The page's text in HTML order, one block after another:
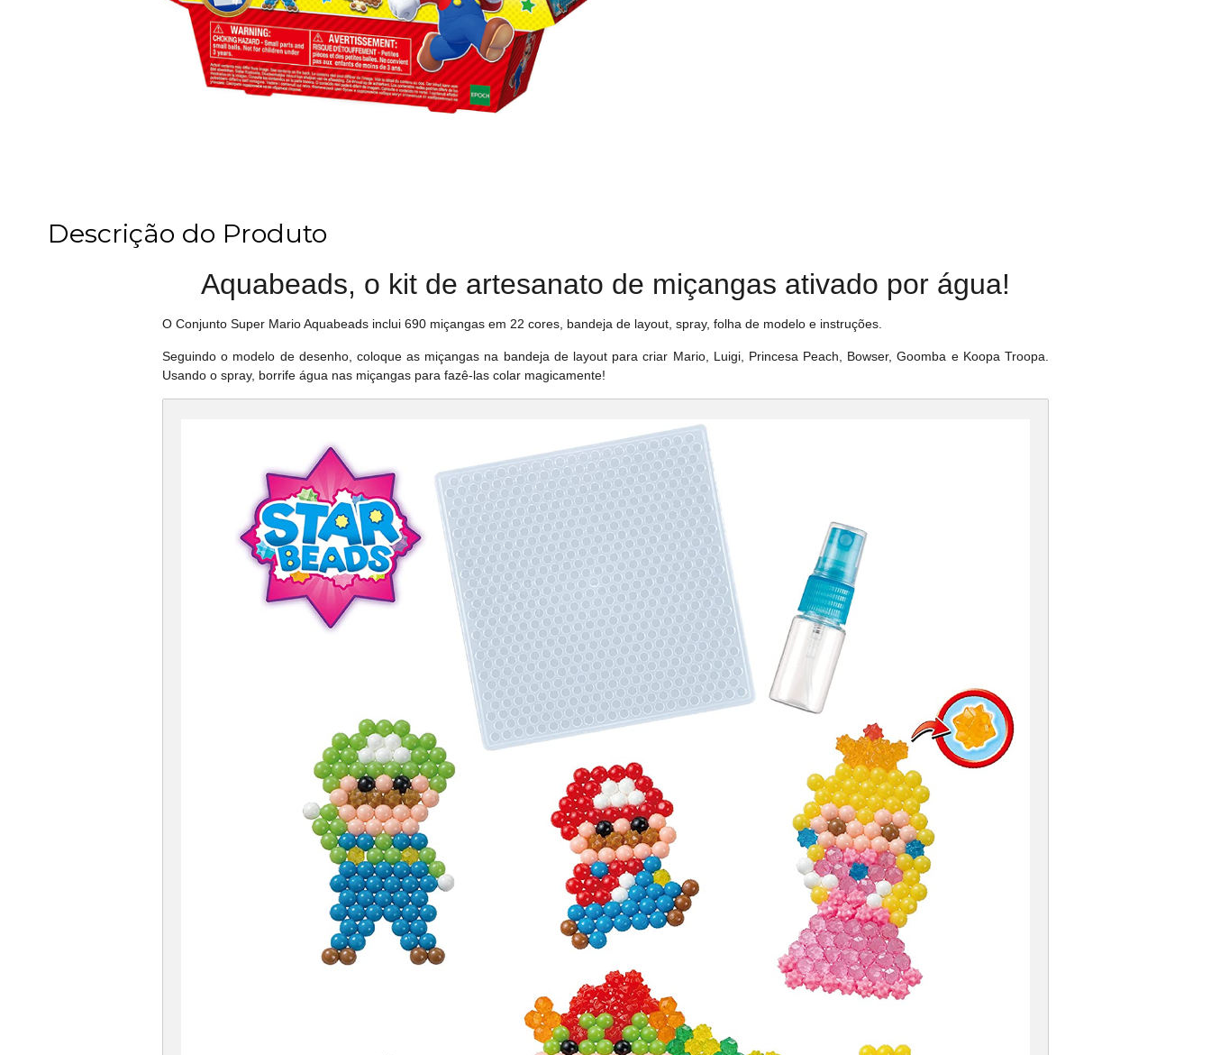
Descrição do Produto
Aquabeads, o kit de artesanato de miçangas ativado por água!
O Conjunto Super Mario Aquabeads inclui 690 miçangas em 22 cores, bandeja de layout, spray, folha de modelo e instruções.
Seguindo o modelo de desenho, coloque as miçangas na bandeja de layout para criar Mario, Luigi, Princesa Peach, Bowser, Goomba e Koopa Troopa.
Usando o spray, borrife água nas miçangas para fazê-las colar magicamente!